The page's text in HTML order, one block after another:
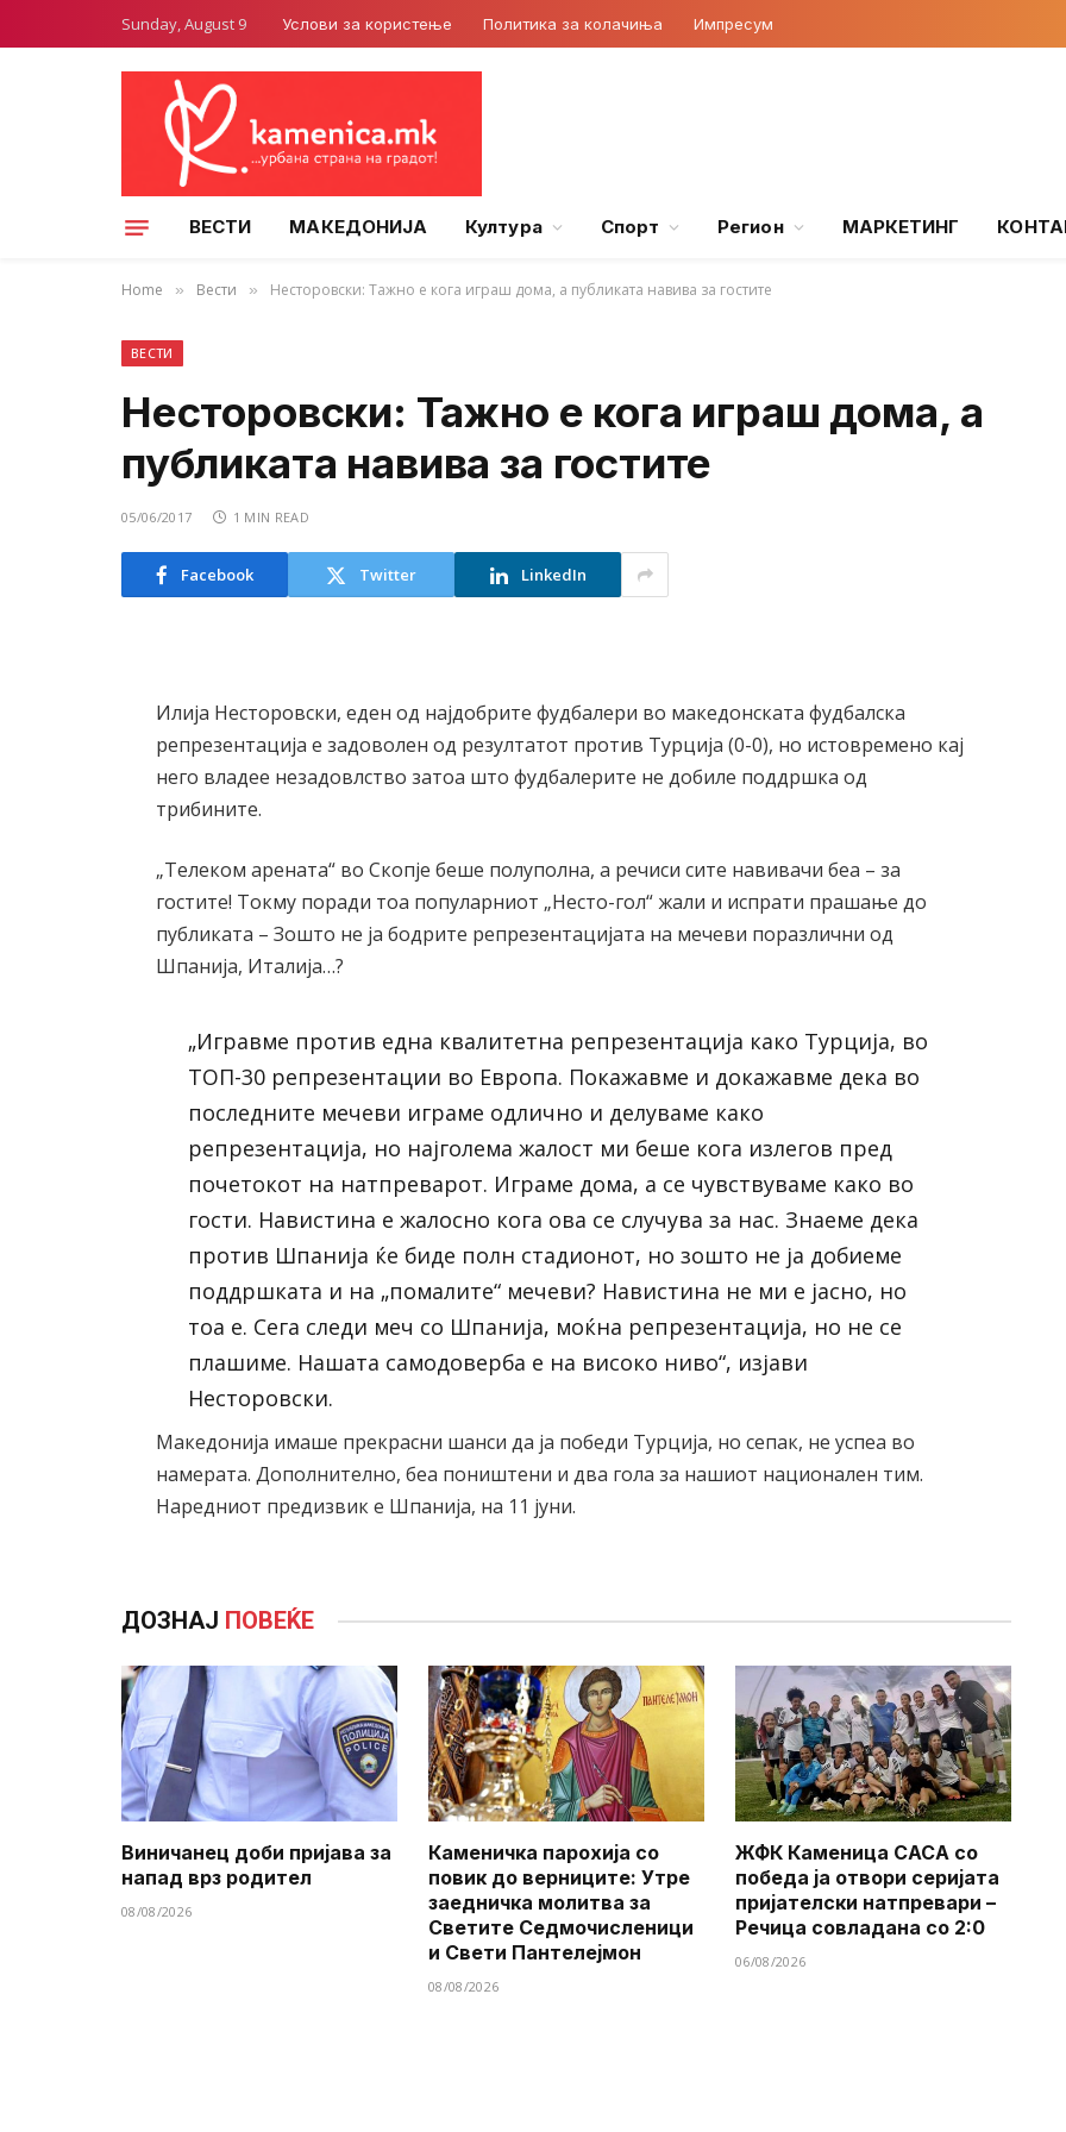
Sunday, August 9 Услови за користење Политика за колачиња Импресум
ВЕСТИ МАКЕДОНИЈА Култура Спорт Регион МАРКЕТИНГ
Home » Вести » Несторовски: Тажно е кога играш дома, а публиката навива за гостите
ВЕСТИ
Несторовски: Тажно е кога играш дома, а
публиката навива за гостите
05/06/2017 1 MIN READ
Facebook Twitter LinkedIn
Илија Несторовски, еден од најдобрите фудбалери во македонската фудбалска
репрезентација е задоволен од резултатот против Турција (0-0), но истовремено кај
него владее незадовлство затоа што фудбалерите не добиле поддршка од
трибините.
„Телеком арената“ во Скопје беше полуполна, а речиси сите навивачи беа – за
гостите! Токму поради тоа популарниот „Несто-гол“ жали и испрати прашање до
публиката – Зошто не ја бодрите репрезентацијата на мечеви поразлични од
Шпанија, Италија…?
„Игравме против една квалитетна репрезентација како Турција, во
ТОП-30 репрезентации во Европа. Покажавме и докажавме дека во
последните мечеви играме одлично и делуваме како
репрезентација, но најголема жалост ми беше кога излегов пред
почетокот на натпреварот. Играме дома, а се чувствуваме како во
гости. Навистина е жалосно кога ова се случува за нас. Знаеме дека
против Шпанија ќе биде полн стадионот, но зошто не ја добиеме
поддршката и на „помалите“ мечеви? Навистина не ми е јасно, но
тоа е. Сега следи меч со Шпанија, моќна репрезентација, но не се
плашиме. Нашата самодоверба е на високо ниво“, изјави
Несторовски.
Македонија имаше прекрасни шанси да ја победи Турција, но сепак, не успеа во
намерата. Дополнително, беа поништени и два гола за нашиот национален тим.
Наредниот предизвик е Шпанија, на 11 јуни.
ДОЗНАЈ ПОВЕЌЕ
Виничанец доби пријава за
напад врз родител
08/08/2026
Каменичка парохија со
повик до верниците: Утре
заедничка молитва за
Светите Седмочисленици
и Свети Пантелејмон
08/08/2026
ЖФК Каменица САСА со
победа ја отвори серијата
пријателски натпревари –
Речица совладана со 2:0
06/08/2026